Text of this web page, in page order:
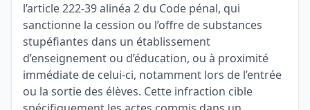
l’article 222-39 alinéa 2 du Code pénal, qui
sanctionne la cession ou l’offre de substances
stupéfiantes dans un établissement
d’enseignement ou d’éducation, ou à proximité
immédiate de celui-ci, notamment lors de l’entrée
ou la sortie des élèves. Cette infraction cible